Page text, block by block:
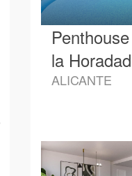
la
ALICANTE